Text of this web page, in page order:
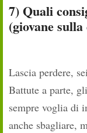
7) Quali
(giovane
Lascia perdere,
Battute a parte,
sempre voglia di
anche sbagliare,